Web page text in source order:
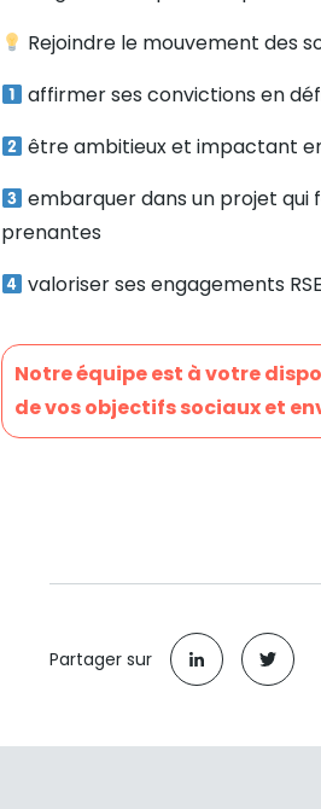
Rejoindre le mouvement des
affirmer ses convictions en
être ambitieux et impactant
embarquer dans un projet qui
prenantes
valoriser ses engagements
Notre équipe est à votre
de vos objectifs sociaux et
Partager sur